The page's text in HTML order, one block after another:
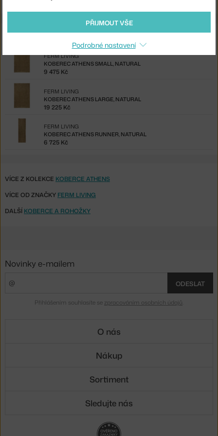
Ze stejné kolekce
KOBEREC ATHENS SMALL, NATURAL
FERM LIVING
9 475 Kč
KOBEREC ATHENS LARGE, NATURAL
FERM LIVING
19 225 Kč
KOBEREC ATHENS RUNNER, NATURAL
FERM LIVING
6 725 Kč
VÍCE Z KOLEKCE KOBERCE ATHENS
VÍCE OD ZNAČKY FERM LIVING
DALŠÍ KOBERCE A ROHOŽKY
PŘIJMOUT VŠE
Podrobné nastavení
Novinky e-mailem
ODESLAT
Přihlášením souhlasíte se zpracováním osobních údajů
O nás
Nákup
Sortiment
Sledujte nás